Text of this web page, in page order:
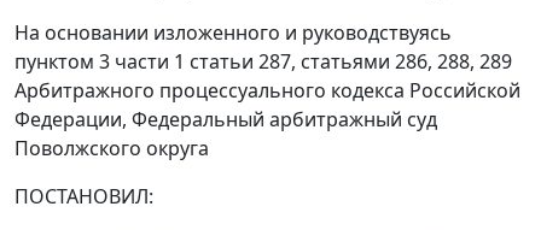
На основании изложенного и руководствуясь
пунктом 3 части 1 статьи 287, статьями 286, 288, 289
Арбитражного процессуального кодекса Российской
Федерации, Федеральный арбитражный суд
Поволжского округа
ПОСТАНОВИЛ: